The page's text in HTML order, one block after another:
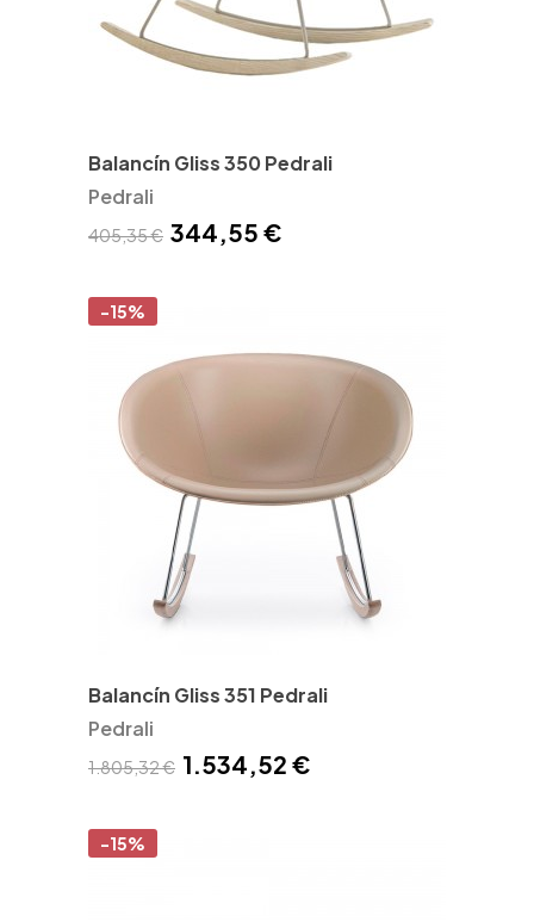
Balancín Gliss 350 Pedrali
Pedrali
405,35 € 344,55 €
-15%
Balancín Gliss 351 Pedrali
Pedrali
1.805,32 € 1.534,52 €
-15%